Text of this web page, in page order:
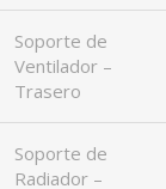
Soporte de
Ventilador –
Trasero
Soporte de
Radiador –